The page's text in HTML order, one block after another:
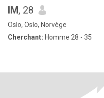
IM, 28
Oslo, Oslo, Norvège
Cherchant: Homme 28 - 35